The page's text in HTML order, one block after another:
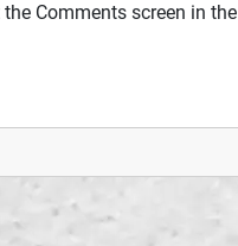
Comments screen in the